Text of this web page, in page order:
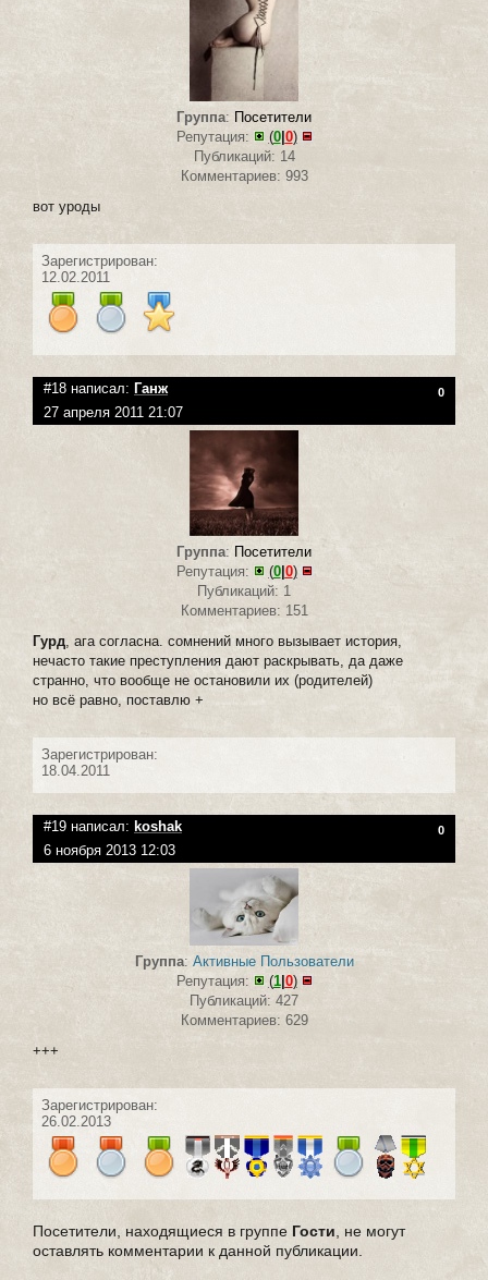
Группа: Посетители
Репутация:
(0| 0)
Публикаций: 14
Комментариев: 993
вот уроды
Зарегистрирован:
12.02.2011
#18 написал: Ганж 0
27 апреля 2011 21:07
Группа: Посетители
Репутация:
(0| 0)
Публикаций: 1
Комментариев: 151
Гурд , ага согласна. сомнений много вызывает история,
нечасто такие преступления дают раскрывать, да даже
странно, что вообще не остановили их (родителей)
но всё равно, поставлю +
Зарегистрирован:
18.04.2011
#19 написал: koshak 0
6 ноября 2013 12:03
Группа: Активные Пользователи
Репутация:
(1| 0)
Публикаций: 427
Комментариев: 629
+++
Зарегистрирован:
26.02.2013
Посетители, находящиеся в группе Гости , не могут
оставлять комментарии к данной публикации.